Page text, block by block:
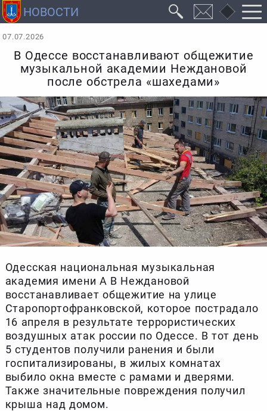
07.07.2026
В Одессе восстанавливают общежитие
музыкальной академии Неждановой
после обстрела «шахедами»
Одесская национальная музыкальная
академия имени А В Неждановой
восстанавливает общежитие на улице
Старопортофранковской, которое пострадало
16 апреля в результате террористических
воздушных атак россии по Одессе. В тот день
5 студентов получили ранения и были
госпитализированы, в жилых комнатах
выбило окна вместе с рамами и дверями.
Также значительные повреждения получил
крыша над домом.